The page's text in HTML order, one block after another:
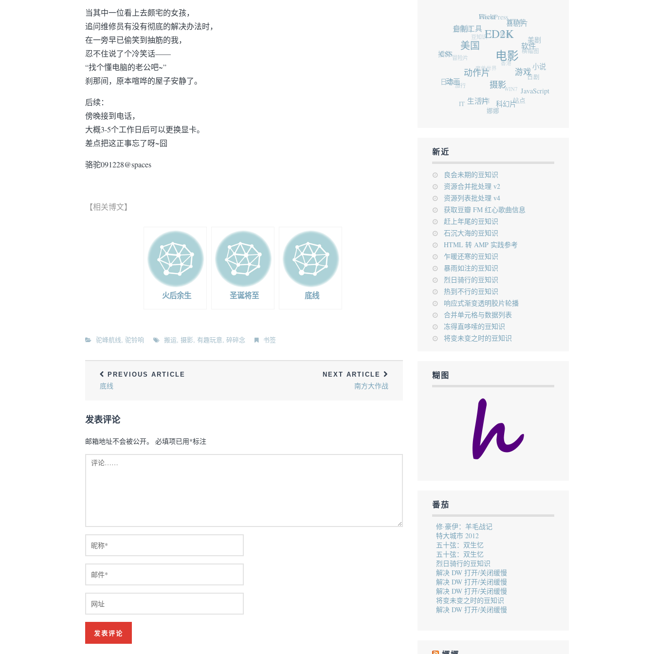
当其中一位看上去颇宅的女孩，
追问维修员有没有彻底的解决办法时，
在一旁早已偷笑到抽筋的我，
忍不住说了个冷笑话——
“找个懂电脑的老公吧~”
刹那间，原本喧哗的屋子安静了。
后续：
傍晚接到电话，
大概3-5个工作日后可以更换显卡。
差点把这正事忘了呀~囧
骆驼091228@spaces
【相关博文】
火后余生 圣诞将至 底线
驼峰航线, 驼铃响 搬运, 摄影, 有趣玩意, 碎碎念 书签
PREVIOUS ARTICLE
底线
NEXT ARTICLE
南方大作战
发表评论
邮箱地址不会被公开。 必填项已用*标注
电影
ED2K
美国
动作片
摄影
游戏
软件
喜剧片
Flickr
自制工具
CSS
动画
生活片
科幻片
JavaScript
小说
美剧
HTML
WordPress
爱情片
插件
日本
IT
娜娜
站点
日剧
横幅图
搬运
豆知识
冒险片
旅行
弯弯
WIN7
香港
新近
良会未期的豆知识
资源合并批处理 v2
资源列表批处理 v4
获取豆瓣 FM 红心歌曲信息
赶上年尾的豆知识
石沉大海的豆知识
HTML 转 AMP 实践参考
乍暖还寒的豆知识
暴雨如注的豆知识
烈日骑行的豆知识
热到不行的豆知识
响应式渐变透明胶片轮播
合并单元格与数据列表
冻得直哆嗦的豆知识
将变未变之时的豆知识
糊图
番茄
修·豪伊：羊毛战记
特大城市 2012
五十弦：双生忆
五十弦：双生忆
烈日骑行的豆知识
解决 DW 打开/关闭缓慢
解决 DW 打开/关闭缓慢
解决 DW 打开/关闭缓慢
将变未变之时的豆知识
解决 DW 打开/关闭缓慢